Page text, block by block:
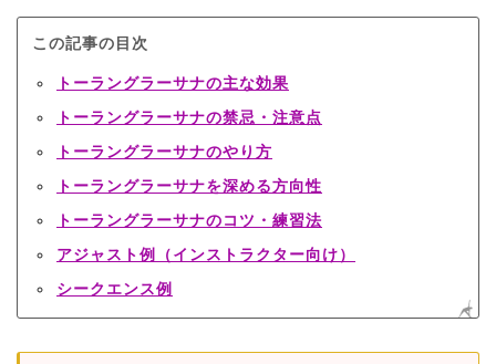
この記事の目次
トーラングラーサナの主な効果
トーラングラーサナの禁忌・注意点
トーラングラーサナのやり方
トーラングラーサナを深める方向性
トーラングラーサナのコツ・練習法
アジャスト例（インストラクター向け）
シークエンス例